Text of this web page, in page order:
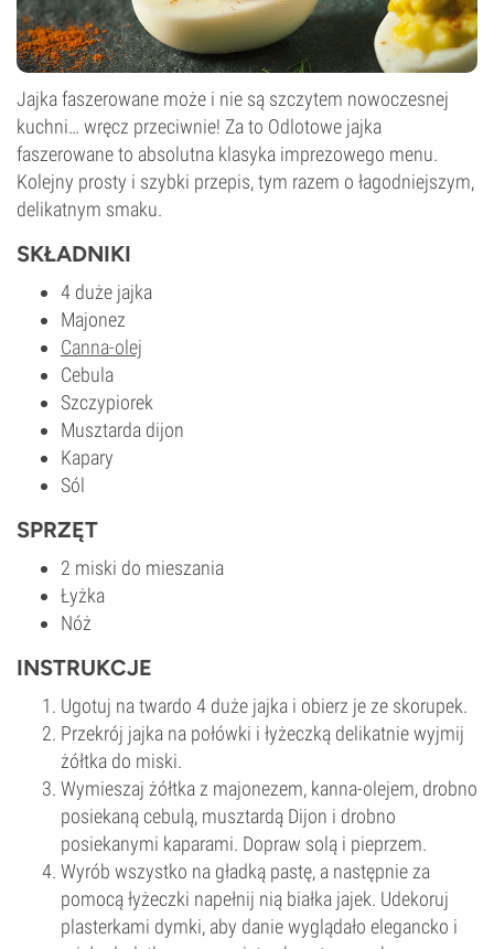
Jajka faszerowane może i nie są szczytem nowoczesnej
kuchni… wręcz przeciwnie! Za to Odlotowe jajka
faszerowane to absolutna klasyka imprezowego menu.
Kolejny prosty i szybki przepis, tym razem o łagodniejszym,
delikatnym smaku.
SKŁADNIKI
4 duże jajka
Majonez
Canna-olej
Cebula
Szczypiorek
Musztarda dijon
Kapary
Sól
SPRZĘT
2 miski do mieszania
Łyżka
Nóż
INSTRUKCJE
Ugotuj na twardo 4 duże jajka i obierz je ze skorupek.
Przekrój jajka na połówki i łyżeczką delikatnie wyjmij
żółtka do miski.
Wymieszaj żółtka z majonezem, kanna-olejem, drobno
posiekaną cebulą, musztardą Dijon i drobno
posiekanymi kaparami. Dopraw solą i pieprzem.
Wyrób wszystko na gładką pastę, a następnie za
pomocą łyżeczki napełnij nią białka jajek. Udekoruj
plasterkami dymki, aby danie wyglądało elegancko i